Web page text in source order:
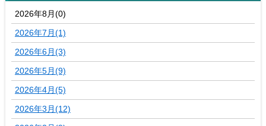
2026年8月(0)
2026年7月(1)
2026年6月(3)
2026年5月(9)
2026年4月(5)
2026年3月(12)